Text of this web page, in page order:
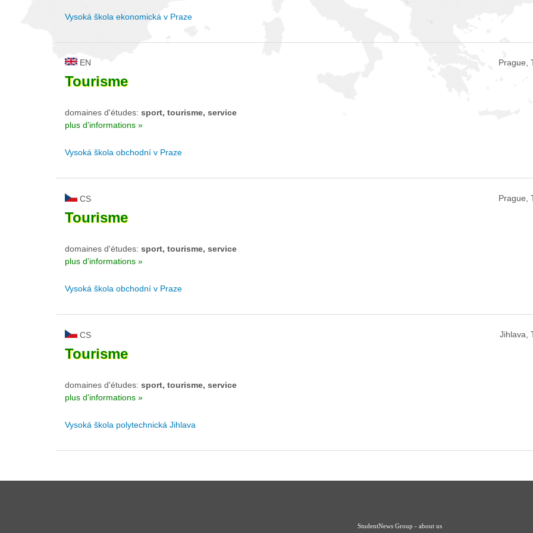
Vysoká škola ekonomická v Praze
EN Prague,
Tourisme
domaines d'études: sport, tourisme, service
plus d'informations »
Vysoká škola obchodní v Praze
CS Prague,
Tourisme
domaines d'études: sport, tourisme, service
plus d'informations »
Vysoká škola obchodní v Praze
CS Jihlava,
Tourisme
domaines d'études: sport, tourisme, service
plus d'informations »
Vysoká škola polytechnická Jihlava
StudentNews Group - about us